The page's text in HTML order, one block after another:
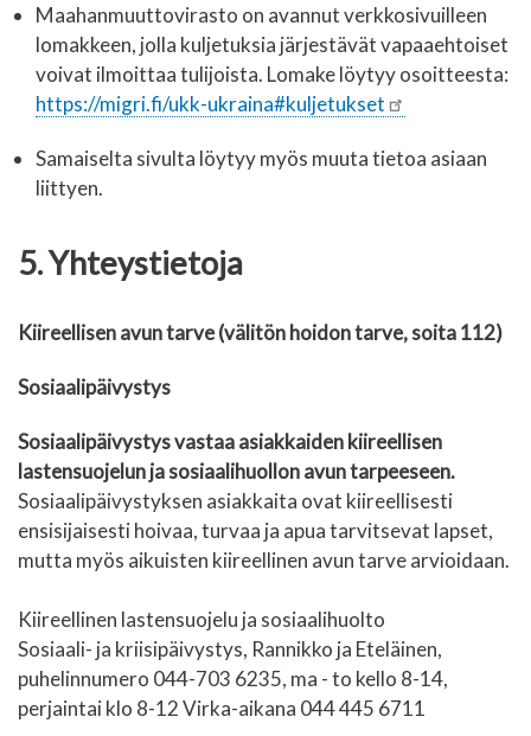
Maahanmuuttovirasto on avannut verkkosivuilleen
lomakkeen, jolla kuljetuksia järjestävät vapaaehtoiset
voivat ilmoittaa tulijoista. Lomake löytyy osoitteesta:
https://migri.fi/ukk-ukraina#kuljetukset
Samaiselta sivulta löytyy myös muuta tietoa asiaan
liittyen.
5. Yhteystietoja
Kiireellisen avun tarve (välitön hoidon tarve, soita 112)
Sosiaalipäivystys
Sosiaalipäivystys vastaa asiakkaiden kiireellisen
lastensuojelun ja sosiaalihuollon avun tarpeeseen.
Sosiaalipäivystyksen asiakkaita ovat kiireellisesti
ensisijaisesti hoivaa, turvaa ja apua tarvitsevat lapset,
mutta myös aikuisten kiireellinen avun tarve arvioidaan.
Kiireellinen lastensuojelu ja sosiaalihuolto
Sosiaali- ja kriisipäivystys, Rannikko ja Eteläinen,
puhelinnumero 044-703 6235, ma - to kello 8-14,
perjaintai klo 8-12 Virka-aikana 044 445 6711